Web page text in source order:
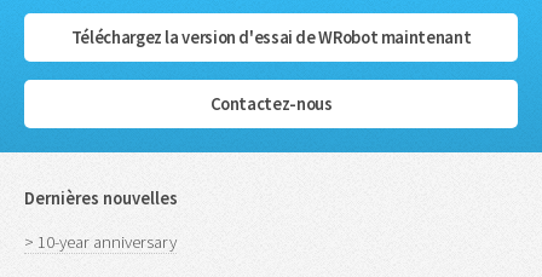
Téléchargez la version d'essai de WRobot maintenant
Contactez-nous
Dernières nouvelles
> 10-year anniversary